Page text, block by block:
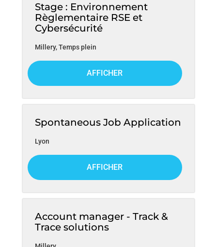
Stage : Environnement
Règlementaire RSE et
Cybersécurité
Millery,Temps plein
AFFICHER
Spontaneous Job Application
Lyon
AFFICHER
Account manager - Track &
Trace solutions